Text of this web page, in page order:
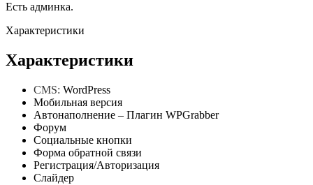
Есть админка.
Характеристики
Характеристики
CMS: WordPress
Мобильная версия
Автонаполнение – Плагин WPGrabber
Форум
Социальные кнопки
Форма обратной связи
Регистрация/Авторизация
Слайдер